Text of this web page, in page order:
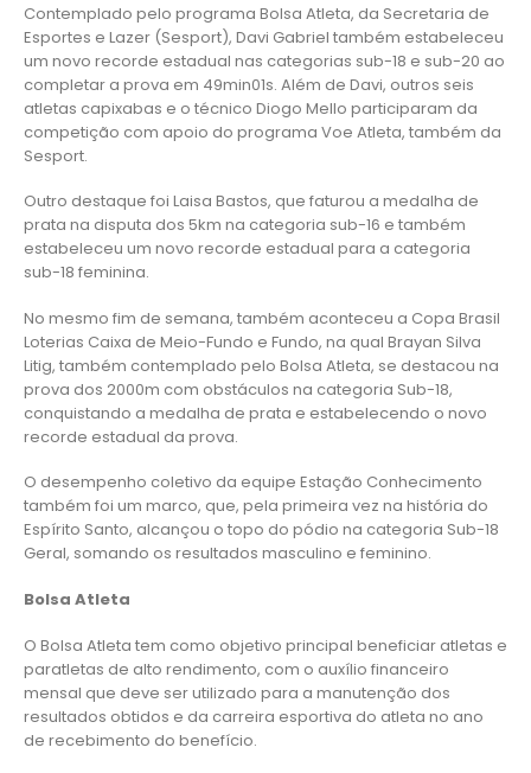
Contemplado pelo programa Bolsa Atleta, da Secretaria de
Esportes e Lazer (Sesport), Davi Gabriel também estabeleceu
um novo recorde estadual nas categorias sub-18 e sub-20 ao
completar a prova em 49min01s. Além de Davi, outros seis
atletas capixabas e o técnico Diogo Mello participaram da
competição com apoio do programa Voe Atleta, também da
Sesport.
Outro destaque foi Laisa Bastos, que faturou a medalha de
prata na disputa dos 5km na categoria sub-16 e também
estabeleceu um novo recorde estadual para a categoria
sub-18 feminina.
No mesmo fim de semana, também aconteceu a Copa Brasil
Loterias Caixa de Meio-Fundo e Fundo, na qual Brayan Silva
Litig, também contemplado pelo Bolsa Atleta, se destacou na
prova dos 2000m com obstáculos na categoria Sub-18,
conquistando a medalha de prata e estabelecendo o novo
recorde estadual da prova.
O desempenho coletivo da equipe Estação Conhecimento
também foi um marco, que, pela primeira vez na história do
Espírito Santo, alcançou o topo do pódio na categoria Sub-18
Geral, somando os resultados masculino e feminino.
Bolsa Atleta
O Bolsa Atleta tem como objetivo principal beneficiar atletas e
paratletas de alto rendimento, com o auxílio financeiro
mensal que deve ser utilizado para a manutenção dos
resultados obtidos e da carreira esportiva do atleta no ano
de recebimento do benefício.